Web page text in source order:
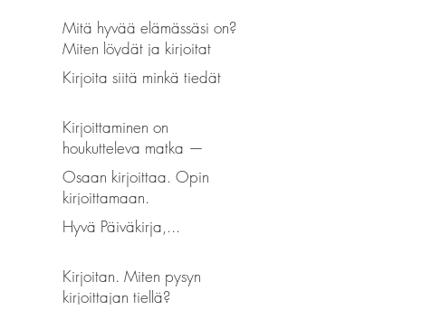
Mitä hyvää elämässäsi on?
Miten löydät ja kirjoitat
hyvän?
Kirjoita siitä minkä tiedät
Kirjoittaminen on
houkutteleva matka —
prosessin reflektointia
Osaan kirjoittaa. Opin
kirjoittamaan.
Hyvä Päiväkirja,...
Kirjoitan. Miten pysyn
kirjoittajan tiellä?